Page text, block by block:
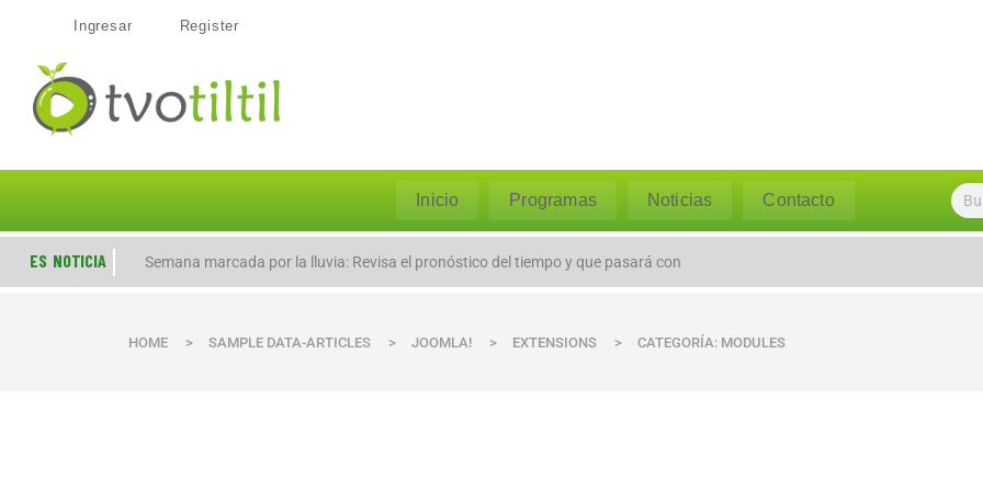
Ingresar Register
Inicio Programas Noticias Contacto
ES NOTICIA Semana marcada por la lluvia: Revisa el pronóstico del tiempo y que pasará con
HOME > SAMPLE DATA-ARTICLES > JOOMLA! > EXTENSIONS > CATEGORÍA: MODULES